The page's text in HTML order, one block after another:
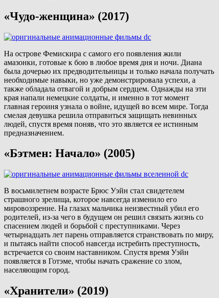
«Чудо-женщина» (2017)
На острове Фемискира с самого его появления жили
амазонки, готовые к бою в любое время дня и ночи. Диана
была дочерью их предводительницы и только начала получать
необходимые навыки, но уже демонстрировала успехи, а
также обладала отвагой и добрым сердцем. Однажды на эти
края напали немецкие солдаты, и именно в тот момент
главная героиня узнала о войне, идущей во всем мире. Тогда
смелая девушка решила отправиться защищать невинных
людей, спустя время поняв, что это является ее истинным
предназначением.
«Бэтмен: Начало» (2005)
В восьмилетнем возрасте Брюс Уэйн стал свидетелем
страшного зрелища, которое навсегда изменило его
мировоззрение. На глазах мальчика неизвестный убил его
родителей, из-за чего в будущем он решил связать жизнь со
спасением людей и борьбой с преступниками. Через
четырнадцать лет парень отправляется странствовать по миру,
и пытаясь найти способ навсегда истребить преступность,
встречается со своим наставником. Спустя время Уэйн
появляется в Готэме, чтобы начать сражение со злом,
населяющим город.
«Хранители» (2019)